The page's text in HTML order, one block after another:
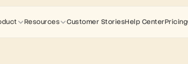
Resources Customer StoriesHelp CenterPricing